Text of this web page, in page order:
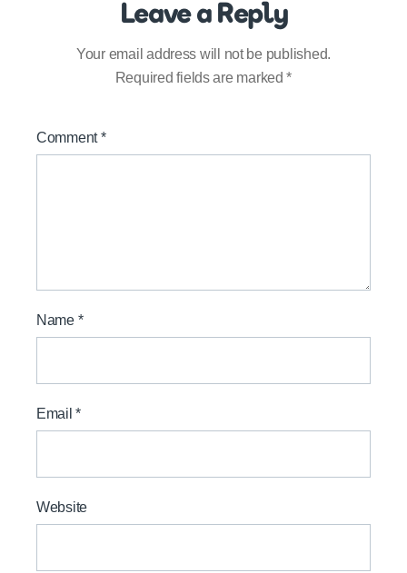
Leave a Reply
Your email address will not be published.
Required fields are marked*
Comment*
Name *
Email*
Website